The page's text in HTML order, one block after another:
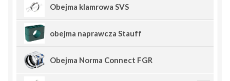
Obejma klamrowa SVS
obejma naprawcza Stauff
Obejma Norma Connect FGR